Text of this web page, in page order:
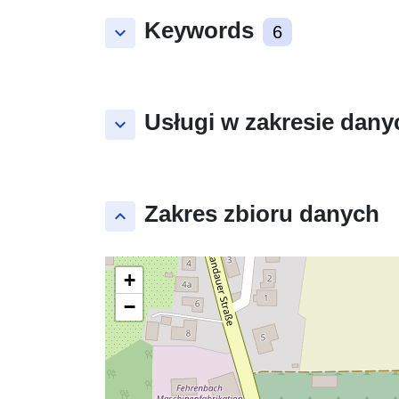
keyboard_arrow_down Keywords 6
keyboard_arrow_down Usługi w zakresie
keyboard_arrow_up Zakres zbioru danych
+
−